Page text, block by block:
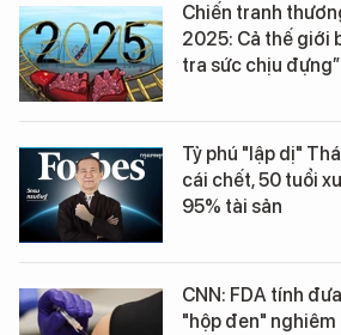
Chiến tranh
2025: Cả thế giới
tra sức chịu đựng”
Tỷ phú "lập dị"
cái chết, 50 tuổi
95% tài sản
CNN: FDA tính
"hộp đen"